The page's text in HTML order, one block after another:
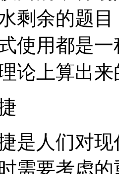
剩余的题
使用都是
论上算出
人们对现
需要考虑